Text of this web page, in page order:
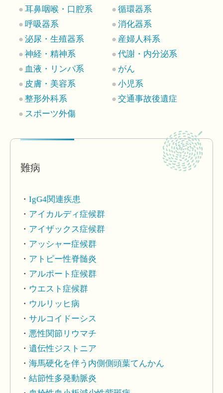
耳鼻咽喉・口腔系
循環器系
呼吸器系
消化器系
泌尿・生殖器系
産婦人科系
神経・精神系
代謝・内分泌系
血液・リンパ系
がん
皮膚・美容系
小児系
整形外科系
交通事故後遺症
スポーツ外傷
難病
IgG4関連疾患
アイカルディ症候群
アイザックス症候群
アッシャー症候群
アトピー性脊髄炎
アルポート症候群
ウエスト症候群
ウルリッヒ病
サルコイドーシス
悪性関節リウマチ
遺伝性ジストニア
海馬硬化を伴う内側側頭葉てんかん
結節性多発動脈炎